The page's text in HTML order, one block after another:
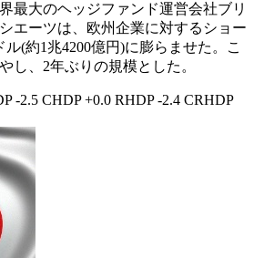
最大のヘッジファンド運営会社ブリ
エーツは、欧州企業に対するショー
ル(約1兆4200億円)に膨らませた。こ
し、2年ぶりの規模とした。
2.5 CHDP +0.0 RHDP -2.4 CRHDP